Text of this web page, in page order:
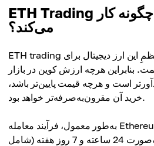
ETH Trading چیست و چگونه کار
می‌کند؟
ETH trading یعنی خریدوفروش منظمِ این ارز دیجیتال برای
بنابراین هرچه ارزش کوین در بازار
است و هرچه قیمت پایین‌تر باشد،
خرید آن مقرون‌به‌صرفه‌تر خواهد بود.
به‌طور معمول، فرآیند معامله Ethereum در صرافی‌های ارز
دیجیتال انجام می‌شود و به‌صورت 24 ساعته و 7 روز هفته (شامل